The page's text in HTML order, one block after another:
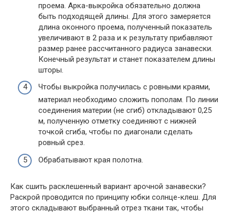
проема. Арка-выкройка обязательно должна
быть подходящей длины. Для этого замеряется
длина оконного проема, полученный показатель
увеличивают в 2 раза и к результату прибавляют
размер ранее рассчитанного радиуса занавески.
Конечный результат и станет показателем длины
шторы.
Чтобы выкройка получилась с ровными краями,
материал необходимо сложить пополам. По линии
соединения материи (не сгиб) откладывают 0,25
м, полученную отметку соединяют с нижней
точкой сгиба, чтобы по диагонали сделать
ровный срез.
Обрабатывают края полотна.
Как сшить расклешенный вариант арочной занавески?
Раскрой проводится по принципу юбки солнце-клеш. Для
этого складывают выбранный отрез ткани так, чтобы